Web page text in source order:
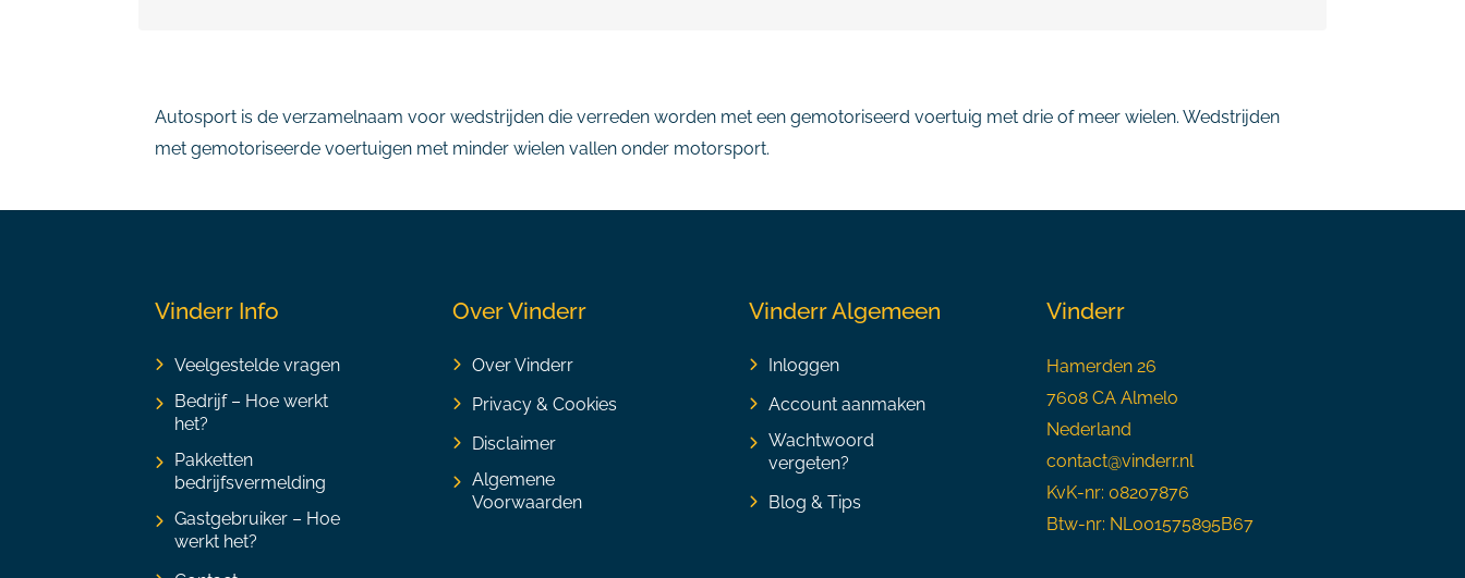
Autosport is de verzamelnaam voor wedstrijden die verreden worden met een gemotoriseerd voertuig met drie of meer wielen. Wedstrijden
met gemotoriseerde voertuigen met minder wielen vallen onder motorsport.
Vinderr Info
Veelgestelde vragen
Bedrijf – Hoe werkt
het?
Pakketten
bedrijfsvermelding
Gastgebruiker – Hoe
werkt het?
Over Vinderr
Over Vinderr
Privacy & Cookies
Disclaimer
Algemene
Voorwaarden
Vinderr Algemeen
Inloggen
Account aanmaken
Wachtwoord
vergeten?
Blog & Tips
Vinderr
Hamerden 26
7608 CA Almelo
Nederland
contact@vinderr.nl
KvK-nr: 08207876
Btw-nr: NL001575895B67